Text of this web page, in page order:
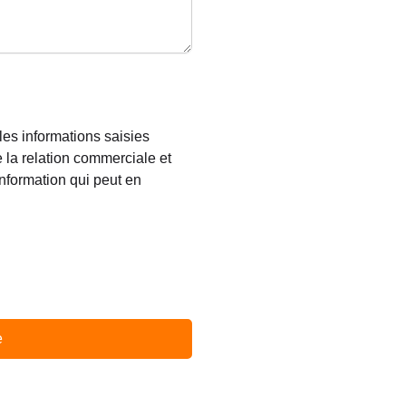
informations saisies
la relation commerciale et
qui peut en